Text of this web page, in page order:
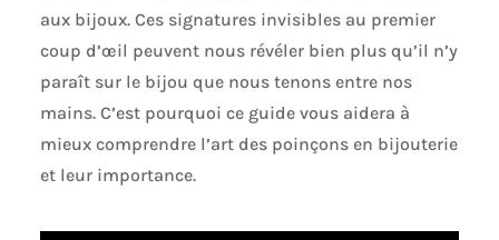
aux bijoux. Ces signatures invisibles au premier
coup d’œil peuvent nous révéler bien plus qu’il n’y
paraît sur le bijou que nous tenons entre nos
mains. C’est pourquoi ce guide vous aidera à
mieux comprendre l’art des poinçons en bijouterie
et leur importance.